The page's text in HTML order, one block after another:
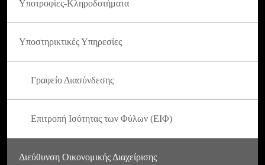
Υποτροφίες-Κληροδοτήματα
Υποστηρικτικές Υπηρεσίες
Γραφείο Διασύνδεσης
Επιτροπή Ισότητας των Φύλων (ΕΙΦ)
Διεύθυνση Οικονομικής Διαχείρισης